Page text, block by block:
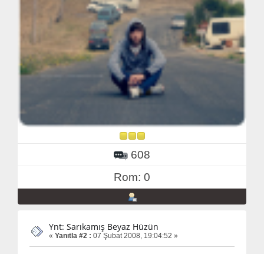
608
Rom: 0
Ynt: Sarıkamış Beyaz Hüzün
« Yanıtla #2 : 07 Şubat 2008, 19:04:52 »